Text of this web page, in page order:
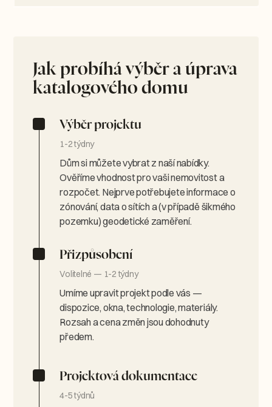
Jak probíhá výběr a úprava
katalogového domu
Výběr projektu
1-2 týdny
Dům si můžete vybrat z naší nabídky.
Ověříme vhodnost pro vaši nemovitost a
rozpočet. Nejprve potřebujete informace o
zónování, data o sítích a (v případě šikmého
pozemku) geodetické zaměření.
Přizpůsobení
Volitelné — 1-2 týdny
Umíme upravit projekt podle vás —
dispozice, okna, technologie, materiály.
Rozsah a cena změn jsou dohodnuty
předem.
Projektová dokumentace
4-5 týdnů